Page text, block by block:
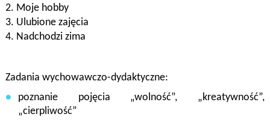
2. Moje hobby
3. Ulubione zajęcia
4. Nadchodzi zima
Zadania wychowawczo-dydaktyczne:
poznanie pojęcia „wolność”, „kreatywność”,
„cierpliwość”